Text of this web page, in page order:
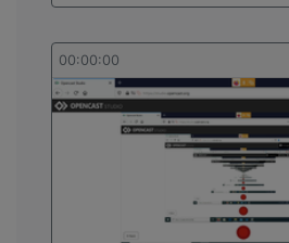
00:00:00